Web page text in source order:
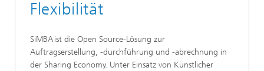
Flexibilität
SiMBA ist die Open Source-Lösung zur
Auftragserstellung, -durchführung und -abrechnung in
der Sharing Economy. Unter Einsatz von Künstlicher